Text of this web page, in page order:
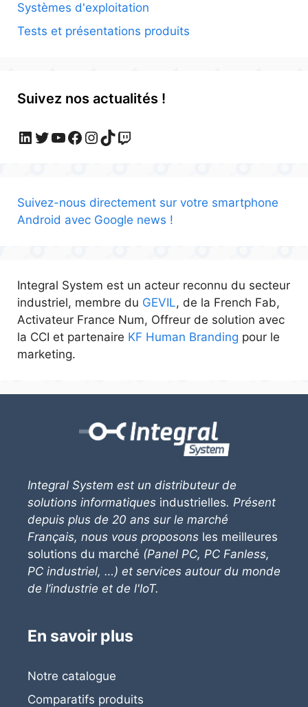
Systèmes d'exploitation
Tests et présentations produits
Suivez nos actualités !
LinkedIn
Twitter
YouTube
Facebook
Instagram
TikTok
Twitch
Suivez-nous directement sur votre smartphone
Android avec Google news !
Integral System est un acteur reconnu du secteur
industriel, membre du GEVIL, de la French Fab,
Activateur France Num, Offreur de solution avec
la CCI et partenaire KF Human Branding pour le
marketing.
Integral System est un distributeur de
solutions informatiques industrielles. Présent
depuis plus de 20 ans sur le marché
Français, nous vous proposons les meilleures
solutions du marché (Panel PC, PC Fanless,
PC industriel, …) et services autour du monde
de l’industrie et de l'IoT.
En savoir plus
Notre catalogue
Comparatifs produits